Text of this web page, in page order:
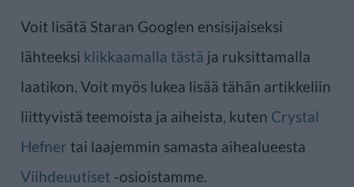
Voit lisätä Staran Googlen ensisijaiseksi
lähteeksi klikkaamalla tästä ja ruksittamalla
laatikon. Voit myös lukea lisää tähän artikkeliin
liittyvistä teemoista ja aiheista, kuten Crystal
Hefner tai laajemmin samasta aihealueesta
Viihdeuutiset -osioistamme.